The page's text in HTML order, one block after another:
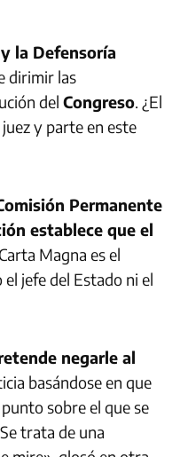
la Defensoría
dirimir las
delCongreso. ¿El
y parte en este
Permanente
establece que el
Magna es el
jefe del Estado ni el
negarle al
basándose en que
sobre el que se
trata de una